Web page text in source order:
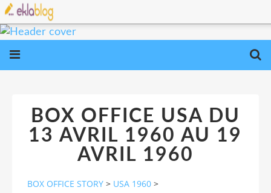
BOX OFFICE USA DU
13 AVRIL 1960 AU 19
AVRIL 1960
BOX OFFICE STORY > USA 1960 >